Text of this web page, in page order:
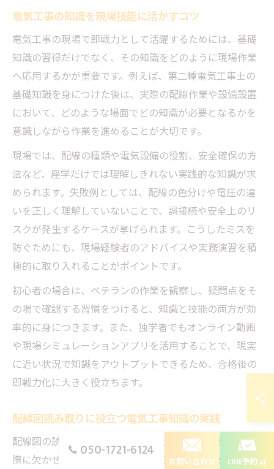
電気工事の知識を現場技能に活かすコツ
電気工事の現場で即戦力として活躍するためには、基礎
知識の習得だけでなく、その知識をどのように現場作業
へ応用するかが重要です。例えば、第二種電気工事士の
基礎知識を身につけた後は、実際の配線作業や設備設置
において、どのような場面でどの知識が必要となるかを
意識しながら作業を進めることが大切です。
現場では、配線の種類や電気設備の役割、安全確保の方
法など、座学だけでは理解しきれない実践的な知識が求
められます。失敗例としては、配線の色分けや電圧の違
いを正しく理解していないことで、誤接続や安全上のリ
スクが発生するケースが挙げられます。こうしたミスを
防ぐためにも、現場経験者のアドバイスや実務演習を積
極的に取り入れることがポイントです。
初心者の場合は、ベテランの作業を観察し、疑問点をそ
の場で確認する習慣をつけると、知識と技能の両方が効
率的に身につきます。また、独学者でもオンライン動画
や現場シミュレーションアプリを活用することで、現実
に近い状況で知識をアウトプットできるため、合格後の
即戦力化に大きく役立ちます。
配線図読み取りに役立つ電気工事知識の実践
配線図の読解力は、電気工事士として現場で作業を行う
際に欠かせないスキルです。電気工事基礎知識を踏ま
050-1721-6124
お問い合わせ LINE予約